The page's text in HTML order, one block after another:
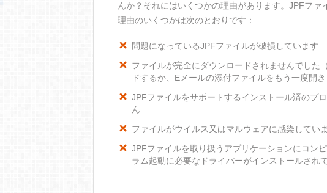
んか？それにはいくつかの理由があります。JPFフ
理由のいくつかは次のとおりです：
問題になっているJPFファイルが破損しています
ファイルが完全にダウンロードされませんでした
ドするか、Eメールの添付ファイルをもう一度開き
JPFファイルをサポートするインストール済のプ
ん
ファイルがウイルス又はマルウェアに感染してい
JPFファイルを取り扱うアプリケーションにコン
ラム起動に必要なドライバーがインストールされ